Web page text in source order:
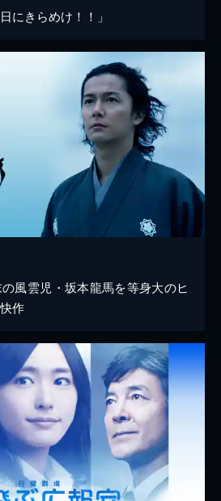
にきらめけ！！」
風雲児・坂本龍馬を等身大のヒ
作